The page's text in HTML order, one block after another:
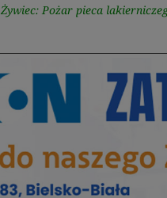
Żywiec: Pożar pieca